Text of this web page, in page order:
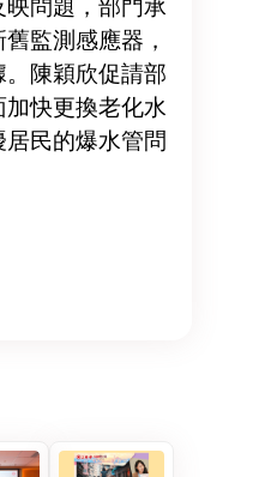
問題，部門承
監測感應器，
陳穎欣促請部
快更換老化水
民的爆水管問